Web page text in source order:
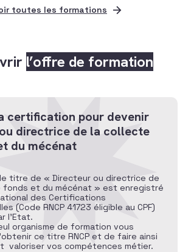
toutes les formations
l’offre de formation
certification pour devenir
directrice de la collecte
du mécénat
titre de « Directeur ou directrice de
fonds et du mécénat » est enregistré
des Certifications
(Code RNCP 41723 éligible au CPF)
l’Etat.
organisme de formation vous
ce titre RNCP et de faire ainsi
valoriser vos compétences métier.